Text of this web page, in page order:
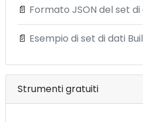
📄 Formato JSON del set
📄 Esempio di set di dati
Strumenti gratuiti